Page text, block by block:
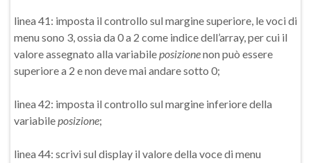
linea 41: imposta il controllo sul margine superiore, le voci di
menu sono 3, ossia da 0 a 2 come indice dell’array, per cui il
valore assegnato alla variabileposizionenon può essere
superiore a 2 e non deve mai andare sotto 0;
linea 42: imposta il controllo sul margine inferiore della
variabileposizione;
linea 44: scrivi sul display il valore della voce di menu